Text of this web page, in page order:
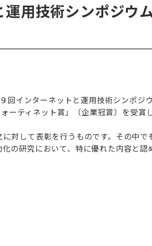
用技術シンポジウ
インターネットと運用技術シンポジ
ティネット賞」（企業冠賞）を受賞
対して表彰を行うものです。その中
の研究において、特に優れた内容と認